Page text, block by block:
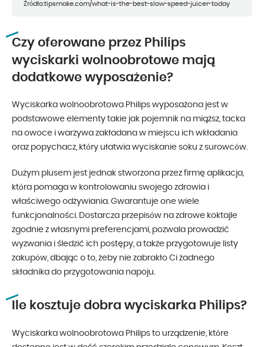
Źródło:tipsmake.com/what-is-the-best-slow-speed-juicer-today
Czy oferowane przez Philips
wyciskarki wolnoobrotowe mają
dodatkowe wyposażenie?
Wyciskarka wolnoobrotowa Philips wyposażona jest w
podstawowe elementy takie jak pojemnik na miąższ, tacka
na owoce i warzywa zakładana w miejscu ich wkładania
oraz popychacz, który ułatwia wyciskanie soku z surowców.
Dużym plusem jest jednak stworzona przez firmę aplikacja,
która pomaga w kontrolowaniu swojego zdrowia i
właściwego odżywiania. Gwarantuje one wiele
funkcjonalności. Dostarcza przepisów na zdrowe koktajle
zgodnie z własnymi preferencjami, pozwala prowadzić
wyzwania i śledzić ich postępy, a także przygotowuje listy
zakupów, dbając o to, żeby nie zabrakło Ci żadnego
składnika do przygotowania napoju.
Ile kosztuje dobra wyciskarka Philips?
Wyciskarka wolnoobrotowa Philips to urządzenie, które